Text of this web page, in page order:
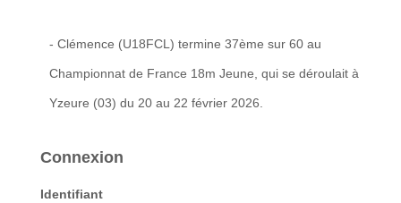
- Clémence (U18FCL) termine 37ème sur 60 au
Championnat de France 18m Jeune, qui se déroulait à
Yzeure (03) du 20 au 22 février 2026.
Connexion
Identifiant